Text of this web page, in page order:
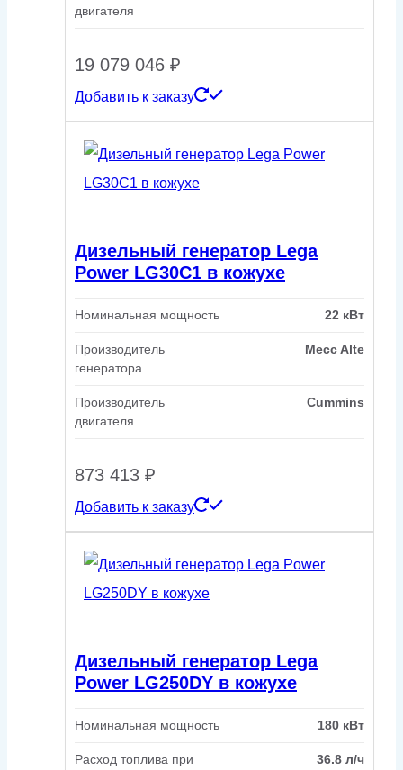
двигателя
19 079 046 ₽
Добавить к заказу
Дизельный генератор Lega
Power LG30C1 в кожухе
Номинальная мощность 22 кВт
Производитель
генератора
Mecc Alte
Производитель
двигателя
Cummins
873 413 ₽
Добавить к заказу
Дизельный генератор Lega
Power LG250DY в кожухе
Номинальная мощность 180 кВт
Расход топлива при
36.8 л/ч